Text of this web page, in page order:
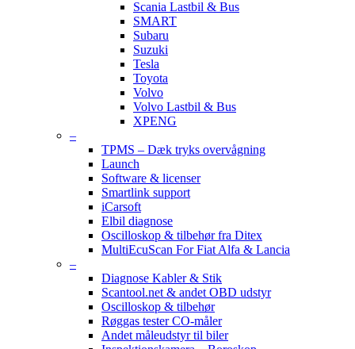
Scania Lastbil & Bus
SMART
Subaru
Suzuki
Tesla
Toyota
Volvo
Volvo Lastbil & Bus
XPENG
–
TPMS – Dæk tryks overvågning
Launch
Software & licenser
Smartlink support
iCarsoft
Elbil diagnose
Oscilloskop & tilbehør fra Ditex
MultiEcuScan For Fiat Alfa & Lancia
–
Diagnose Kabler & Stik
Scantool.net & andet OBD udstyr
Oscilloskop & tilbehør
Røggas tester CO-måler
Andet måleudstyr til biler